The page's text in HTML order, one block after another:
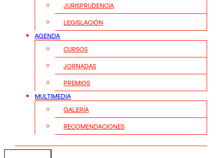
JURISPRUDENCIA
LEGISLACIÓN
AGENDA
CURSOS
JORNADAS
PREMIOS
MULTIMEDIA
GALERÍA
RECOMENDACIONES